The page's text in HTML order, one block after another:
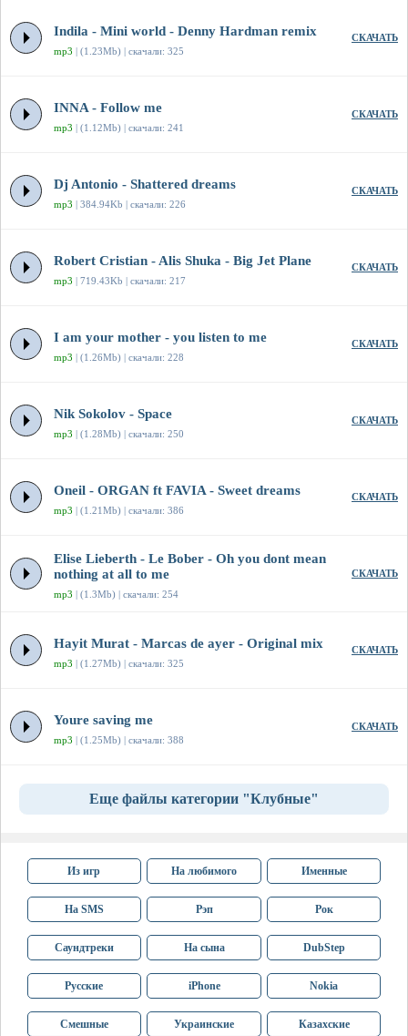
Indila - Mini world - Denny Hardman remix
mp3 | (1.23Mb) | скачали: 325
СКАЧАТЬ
INNA - Follow me
mp3 | (1.12Mb) | скачали: 241
СКАЧАТЬ
Dj Antonio - Shattered dreams
mp3 | 384.94Kb | скачали: 226
СКАЧАТЬ
Robert Cristian - Alis Shuka - Big Jet Plane
mp3 | 719.43Kb | скачали: 217
СКАЧАТЬ
I am your mother - you listen to me
mp3 | (1.26Mb) | скачали: 228
СКАЧАТЬ
Nik Sokolov - Space
mp3 | (1.28Mb) | скачали: 250
СКАЧАТЬ
Oneil - ORGAN ft FAVIA - Sweet dreams
mp3 | (1.21Mb) | скачали: 386
СКАЧАТЬ
Elise Lieberth - Le Bober - Oh you dont mean
nothing at all to me
mp3 | (1.3Mb) | скачали: 254
СКАЧАТЬ
Hayit Murat - Marcas de ayer - Original mix
mp3 | (1.27Mb) | скачали: 325
СКАЧАТЬ
Youre saving me
mp3 | (1.25Mb) | скачали: 388
СКАЧАТЬ
Еще файлы категории "Клубные"
Из игр На любимого Именные
На SMS Рэп Рок
Саундтреки На сына DubStep
Русские iPhone Nokia
Смешные Украинские Казахские